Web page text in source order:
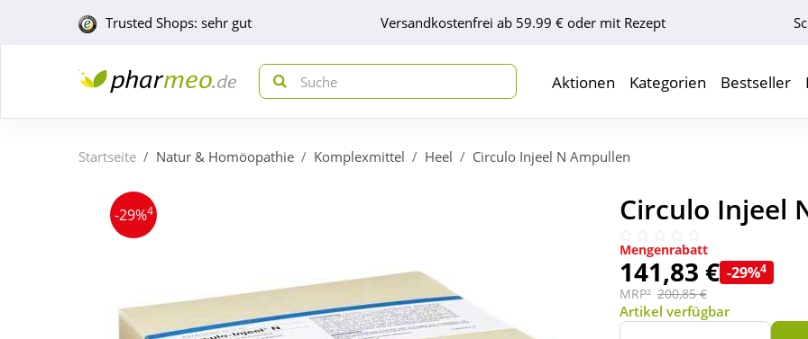
Trusted Shops: sehr gut Versandkostenfrei ab 59.99 € oder mit Rezept
Aktionen Kategorien Bestseller
Startseite Natur & Homöopathie Komplexmittel Heel Circulo Injeel N Ampullen
-29%4 Circulo Injeel
Mengenrabatt
141,83 € -29%4
MRP² 200,85 €
Artikel verfügbar